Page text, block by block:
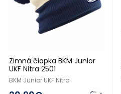
Zimná čiapka BKM Junior
UKF Nitra 2501
BKM Junior UKF Nitra